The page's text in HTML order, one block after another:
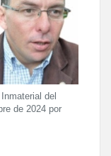
del
de 2024 por